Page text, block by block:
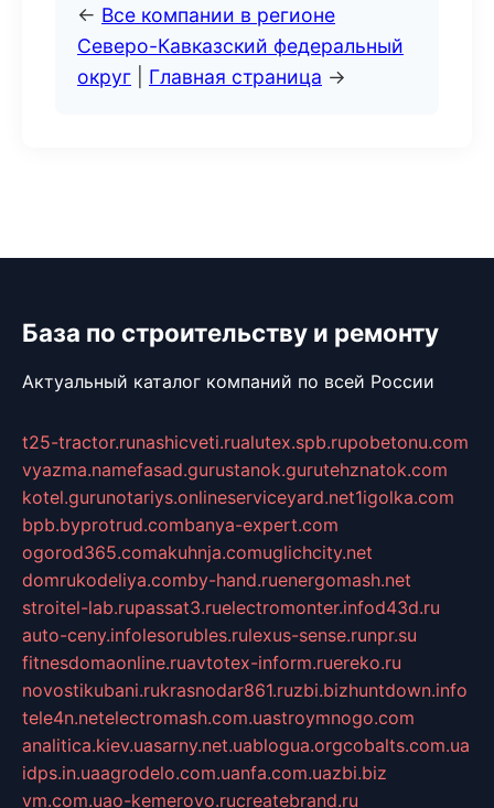
← Все компании в регионе
Северо-Кавказский федеральный
округ
Главная страница →
База по строительству и ремонту
Актуальный каталог компаний по всей России
t25-tractor.runashicveti.rualutex.spb.rupobetonu.com
vyazma.namefasad.gurustanok.gurutehznatok.com
kotel.gurunotariys.onlineserviceyard.net1igolka.com
bpb.byprotrud.combanya-expert.com
ogorod365.comakuhnja.comuglichcity.net
domrukodeliya.comby-hand.ruenergomash.net
stroitel-lab.rupassat3.ruelectromonter.infod43d.ru
auto-ceny.infolesorubles.rulexus-sense.runpr.su
fitnesdomaonline.ruavtotex-inform.ruereko.ru
novostikubani.rukrasnodar861.ruzbi.bizhuntdown.info
tele4n.netelectromash.com.uastroymnogo.com
analitica.kiev.uasarny.net.uablogua.orgcobalts.com.ua
idps.in.uaagrodelo.com.uanfa.com.uazbi.biz
vm.com.uao-kemerovo.rucreatebrand.ru